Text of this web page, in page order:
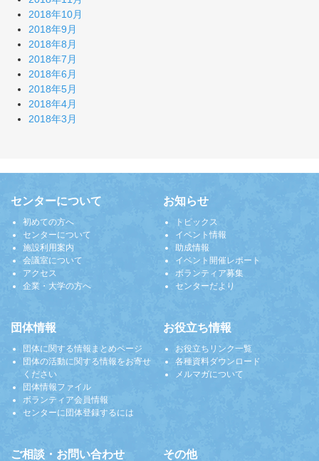
2018年10月
2018年9月
2018年8月
2018年7月
2018年6月
2018年5月
2018年4月
2018年3月
センターについて
初めての方へ
センターについて
施設利用案内
会議室について
アクセス
企業・大学の方へ
お知らせ
トピックス
イベント情報
助成情報
イベント開催レポート
ボランティア募集
センターだより
団体情報
団体に関する情報まとめページ
団体の活動に関する情報をお寄せ
ください
団体情報ファイル
ボランティア会員情報
センターに団体登録するには
お役立ち情報
お役立ちリンク一覧
各種資料ダウンロード
メルマガについて
ご相談・お問い合わせ その他